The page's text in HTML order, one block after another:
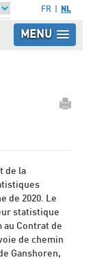
FR NL
MENU
de la
de 2020. Le
statistique
au Contrat de
de chemin
Ganshoren,